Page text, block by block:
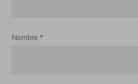
Nombre *